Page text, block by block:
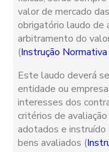
valor de mercado
obrigatório laudo de
arbitramento do
(Instrução
Este laudo deverá
entidade ou
interesses dos
critérios de
adotados e
bens avaliados (